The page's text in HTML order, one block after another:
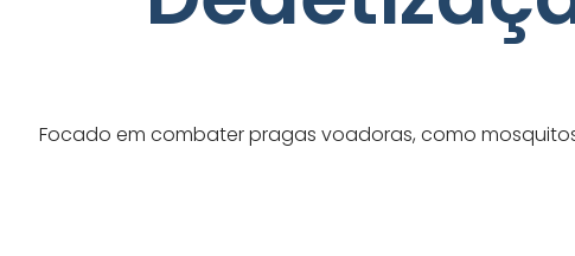
Focado em combater pragas voadoras, como